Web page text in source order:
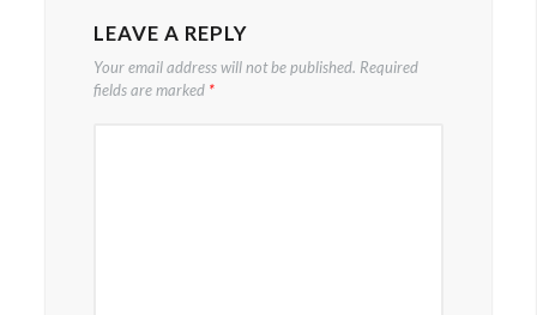
LEAVE A REPLY
Your email address will not be published. Required
fields are marked *